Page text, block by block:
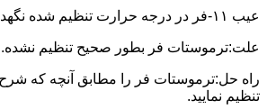
عیب ۱۱-فر در درجه حرارت تنظیم شده نگهداری نمی شود.
علت:ترموستات فر بطور صحیح تنظیم نشده.
راه حل:ترموستات فر را مطابق آنچه که
تنظیم نمایید.